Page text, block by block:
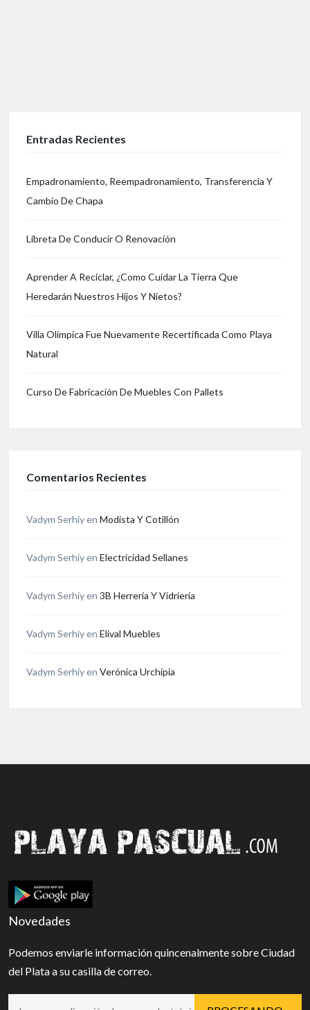
Entradas Recientes
Empadronamiento, Reempadronamiento, Transferencia Y
Cambio De Chapa
Libreta De Conducir O Renovación
Aprender A Reciclar, ¿Como Cuidar La Tierra Que
Heredarán Nuestros Hijos Y Nietos?
Villa Olímpica Fue Nuevamente Recertificada Como Playa
Natural
Curso De Fabricación De Muebles Con Pallets
Comentarios Recientes
Vadym Serhiyen Modista Y Cotillón
Vadym Serhiyen Electricidad Sellanes
Vadym Serhiyen 3B Herrería Y Vidriería
Vadym Serhiyen Elival Muebles
Vadym Serhiyen Verónica Urchipia
Novedades
Podemos enviarle información quincenalmente sobre Ciudad
del Plata a su casilla de correo.